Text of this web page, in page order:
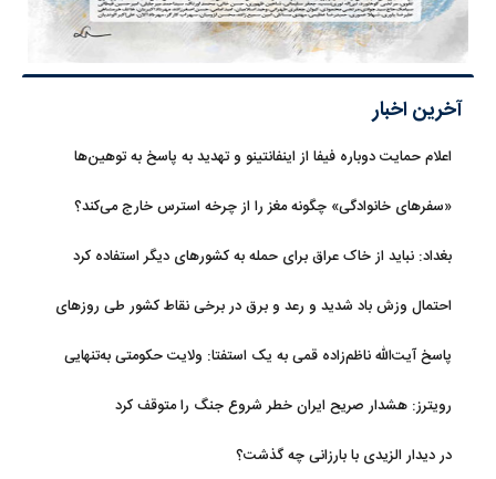
آخرین اخبار
اعلام حمایت دوباره فیفا از اینفانتینو و تهدید به پاسخ به توهین‌ها
«سفرهای خانوادگی» چگونه مغز را از چرخه استرس خارج می‌کند؟
بغداد: نباید از خاک عراق برای حمله به کشورهای دیگر استفاده کرد
احتمال وزش باد شدید و رعد و برق در برخی نقاط کشور طی روزهای
پاسخ آیت‌الله ناظم‌زاده قمی به یک استفتا: ولایت حکومتی به‌تنهایی
رویترز: هشدار صریح ایران خطر شروع جنگ را متوقف کرد
در دیدار الزیدی با بارزانی چه گذشت؟